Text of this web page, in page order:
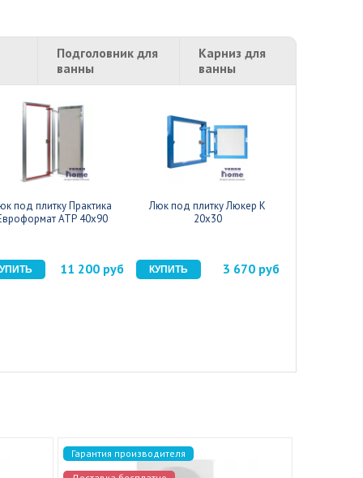
Подголовник для
ванны
Карниз для
ванны
под плитку Практика
АТР 40x90
11 200 руб
Люк под плитку Люкер К
20x30
3 670 руб
Гарантия производителя